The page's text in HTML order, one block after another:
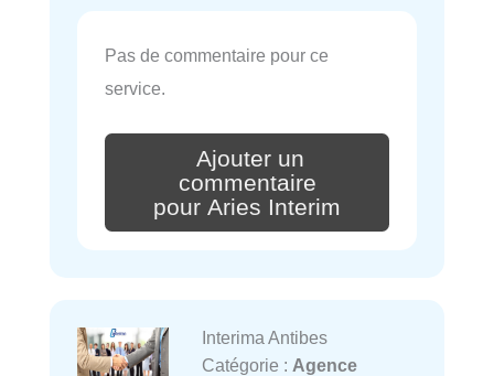
Pas de commentaire pour ce
service.
Ajouter un
commentaire
pour Aries Interim
Interima Antibes
Catégorie : Agence